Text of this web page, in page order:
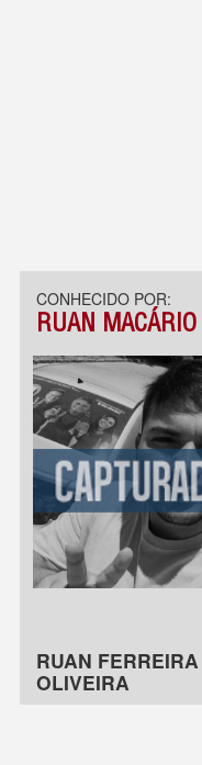
CONHECIDO POR:
RUAN MACÁRIO
RUAN
OLIVEIRA